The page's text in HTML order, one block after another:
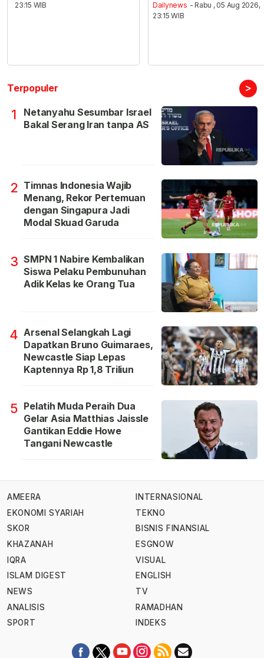
23:15 WIB
Dailynews - Rabu , 05 Aug 2026,
23:15 WIB
Terpopuler >
1
Netanyahu Sesumbar Israel
Bakal Serang Iran tanpa AS
2 Timnas Indonesia Wajib
Menang, Rekor Pertemuan
dengan Singapura Jadi
Modal Skuad Garuda
3 SMPN 1 Nabire Kembalikan
Siswa Pelaku Pembunuhan
Adik Kelas ke Orang Tua
4 Arsenal Selangkah Lagi
Dapatkan Bruno Guimaraes,
Newcastle Siap Lepas
Kaptennya Rp 1,8 Triliun
5 Pelatih Muda Peraih Dua
Gelar Asia Matthias Jaissle
Gantikan Eddie Howe
Tangani Newcastle
AMEERA
EKONOMI SYARIAH
SKOR
KHAZANAH
IQRA
ISLAM DIGEST
NEWS
ANALISIS
SPORT
INTERNASIONAL
TEKNO
BISNIS FINANSIAL
ESGNOW
VISUAL
ENGLISH
TV
RAMADHAN
INDEKS